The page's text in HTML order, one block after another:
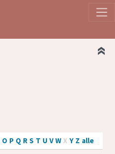
O P Q R S T U V W X Y Z alle